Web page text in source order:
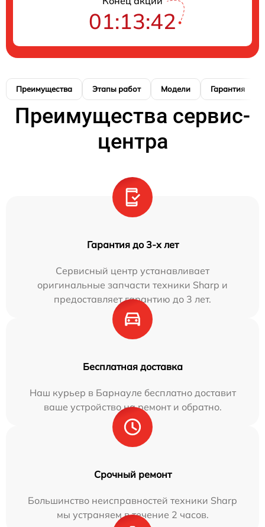
01:13:42
Преимущества Этапы работ Модели Гарантия
Преимущества сервис-
центра
Гарантия до 3-х лет
Сервисный центр устанавливает
оригинальные запчасти техники Sharp и
предоставляет гарантию до 3 лет.
Бесплатная доставка
Наш курьер в Барнауле бесплатно доставит
ваше устройство на ремонт и обратно.
Срочный ремонт
Большинство неисправностей техники Sharp
мы устраняем в течение 2 часов.